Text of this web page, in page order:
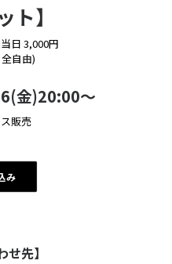
ト】
日 3,000円
自由)
金)20:00～
販売
み
せ先】